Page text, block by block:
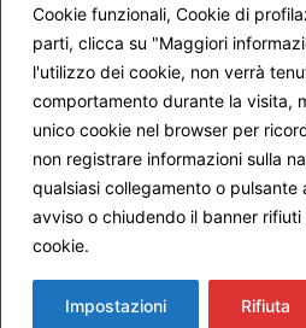
Cookie funzionali, Cookie di
parti, clicca su "Maggiori
l'utilizzo dei cookie, non verrà
comportamento durante la visita,
unico cookie nel browser per
non registrare informazioni sulla
qualsiasi collegamento o pulsante
avviso o chiudendo il banner
cookie.
Impostazioni Rifiuta
Progetti Darsi Pace
Login redattori
Privacy
Cookie
Seguici
© 2026
. Tutti i diritti